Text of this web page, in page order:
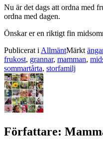
Nu är det dags att ordna med
ordna med dagen.
Önskar er en riktigt fin
Publicerat i AllmäntMärkt
frukost, grannar, mamman,
sommartårta, storfamilj
Författare: